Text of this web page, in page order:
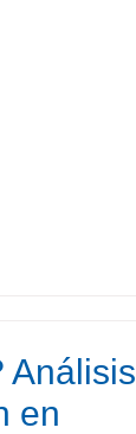
Análisis
en